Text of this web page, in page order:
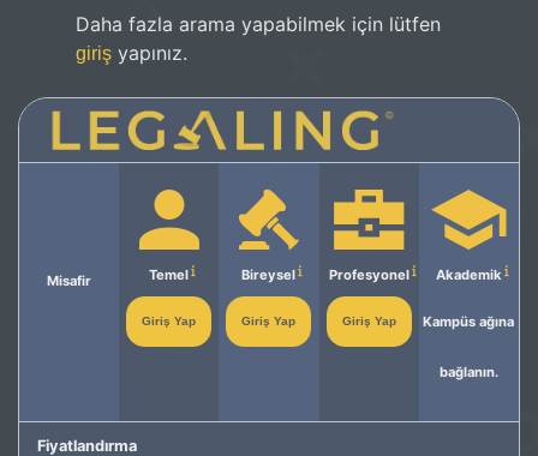
Daha fazla arama yapabilmek için lütfen
giriş yapınız.
Misafir Temel
Giriş Yap
Bireysel
Giriş Yap
Profesyonel
Giriş Yap
Akademik
Kampüs ağına
bağlanın.
Fiyatlandırma